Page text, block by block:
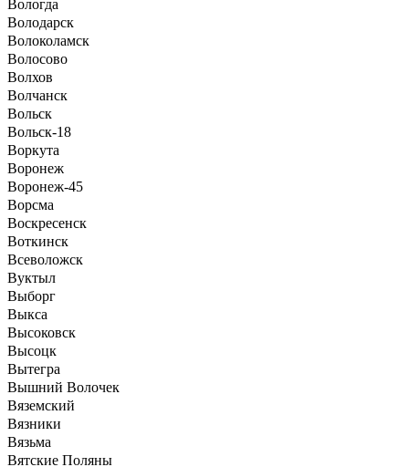
Вологда
Володарск
Волоколамск
Волосово
Волхов
Волчанск
Вольск
Вольск-18
Воркута
Воронеж
Воронеж-45
Ворсма
Воскресенск
Воткинск
Всеволожск
Вуктыл
Выборг
Выкса
Высоковск
Высоцк
Вытегра
Вышний Волочек
Вяземский
Вязники
Вязьма
Вятские Поляны